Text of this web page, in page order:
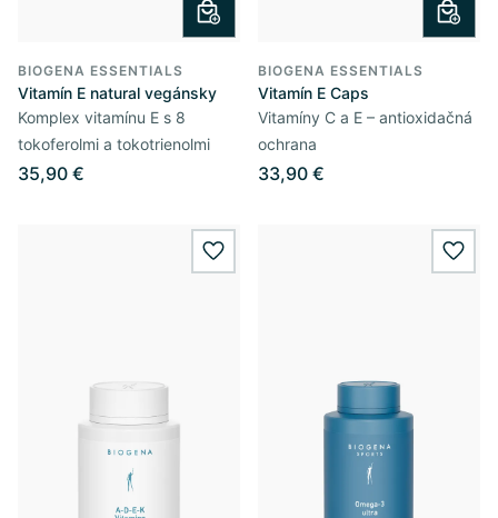
BIOGENA ESSENTIALS
Vitamín E natural vegánsky
Komplex vitamínu E s 8
tokoferolmi a tokotrienolmi
35,90 €
BIOGENA ESSENTIALS
Vitamín E Caps
Vitamíny C a E – antioxidačná
ochrana
33,90 €
wishlist.add